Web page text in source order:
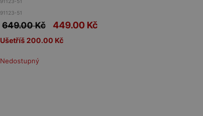
91123-51
649.00 Kč 449.00 Kč
Ušetříš 200.00 Kč
Nedostupný